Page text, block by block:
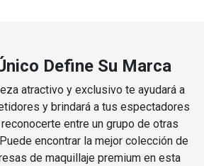
Define Su Marca
atractivo y exclusivo te ayudará a
y brindará a tus espectadores
entre un grupo de otras
encontrar la mejor colección de
de maquillaje premium en esta